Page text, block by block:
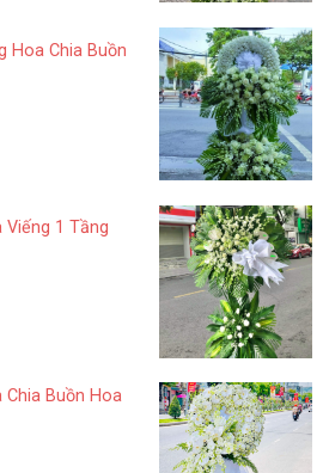
Hoa Chia Buồn
Viếng 1 Tầng
Chia Buồn Hoa